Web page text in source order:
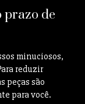
prazo de
minuciosos,
reduzir
peças são
para você.